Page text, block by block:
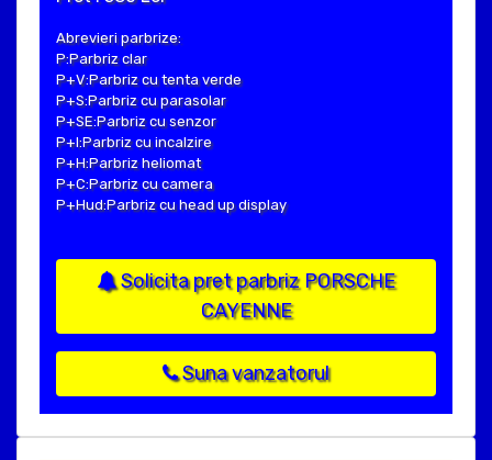
Abrevieri parbrize:
P:Parbriz clar
P+V:Parbriz cu tenta verde
P+S:Parbriz cu parasolar
P+SE:Parbriz cu senzor
P+I:Parbriz cu incalzire
P+H:Parbriz heliomat
P+C:Parbriz cu camera
P+Hud:Parbriz cu head up display
Solicita pret parbriz PORSCHE
CAYENNE
Suna vanzatorul